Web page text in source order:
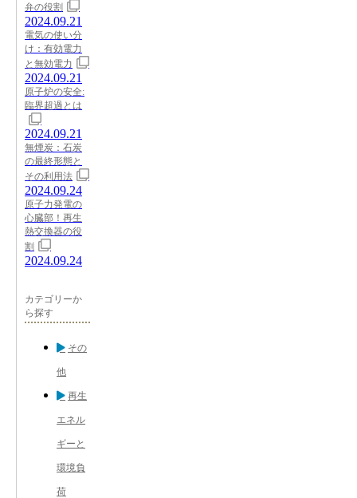
弁の役割
2024.09.21
電気の使い分
け：有効電力
と無効電力
2024.09.21
原子炉の安全:
臨界超過とは
2024.09.21
無煙炭：石炭
の最終形態と
その利用法
2024.09.24
原子力発電の
心臓部！再生
熱交換器の役
割
2024.09.24
カテゴリーか
ら探す
その
他
再生
エネル
ギーと
環境負
荷